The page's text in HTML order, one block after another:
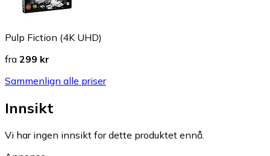
Pulp Fiction (4K UHD)
fra 299 kr
Sammenlign alle priser
Innsikt
Vi har ingen innsikt for dette produktet ennå.